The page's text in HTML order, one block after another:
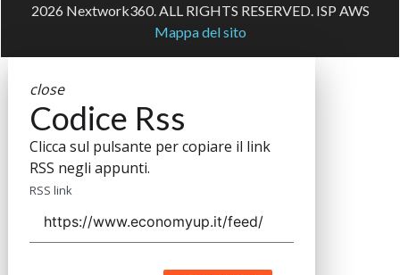
2026 Nextwork360. ALL RIGHTS RESERVED. ISP AWS
Mappa del sito
close
Codice Rss
Clicca sul pulsante per copiare il link
RSS negli appunti.
RSS link